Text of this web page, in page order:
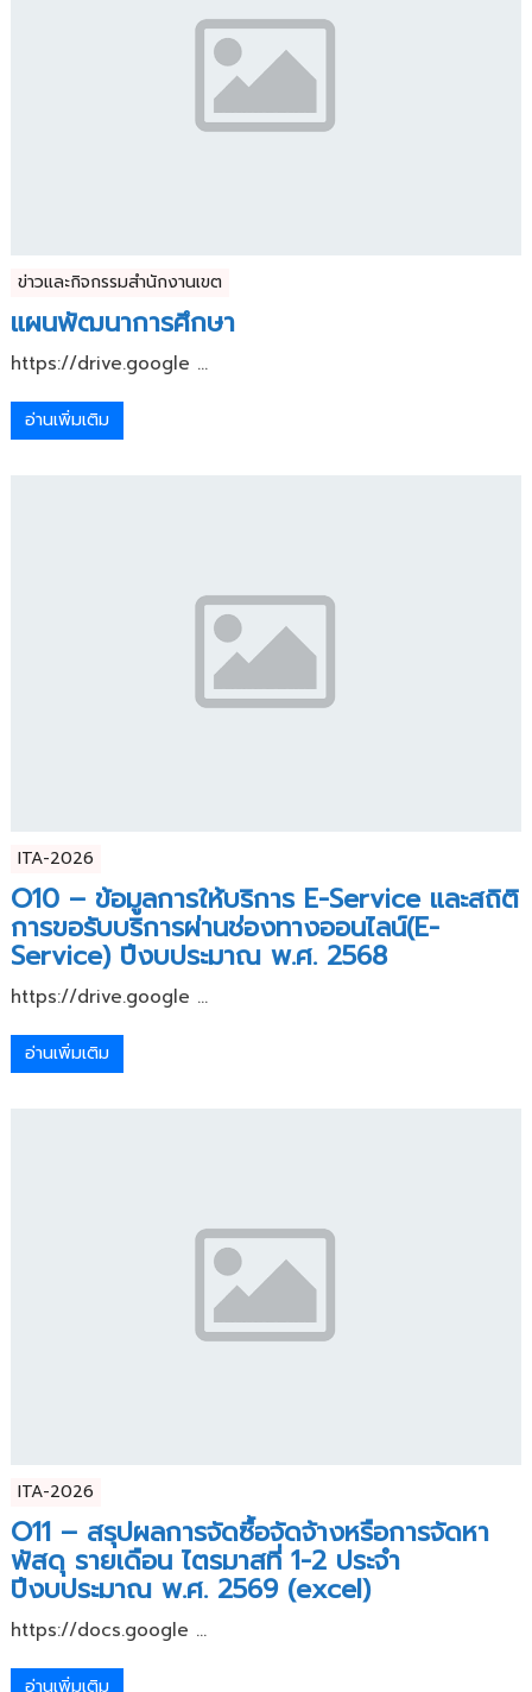
ข่าวและกิจกรรมสำนักงานเขต
แผนพัฒนาการศึกษา
https://drive.google ...
อ่านเพิ่มเติม
ITA-2026
O10 – ข้อมูลการให้บริการ E-Service และสถิติ
การขอรับบริการผ่านช่องทางออนไลน์(E-
Service) ปีงบประมาณ พ.ศ. 2568
https://drive.google ...
อ่านเพิ่มเติม
ITA-2026
O11 – สรุปผลการจัดซื้อจัดจ้างหรือการจัดหา
พัสดุ รายเดือน ไตรมาสที่ 1-2 ประจำ
ปีงบประมาณ พ.ศ. 2569 (excel)
https://docs.google ...
อ่านเพิ่มเติม